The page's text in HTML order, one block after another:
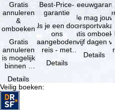
Gratis
annuleren
&
omboeken
Gratis
annuleren
is mogelijk
binnen 5
de
boeking,
als jouw
vakantie …
Details
Best-Price-
garantie
Als je een door
ons
aangeboden
reis - met
dezelfde inhoud
en
Details
Je mag jouw
gratis
als vijf dagen
Details
Veilig boeken: